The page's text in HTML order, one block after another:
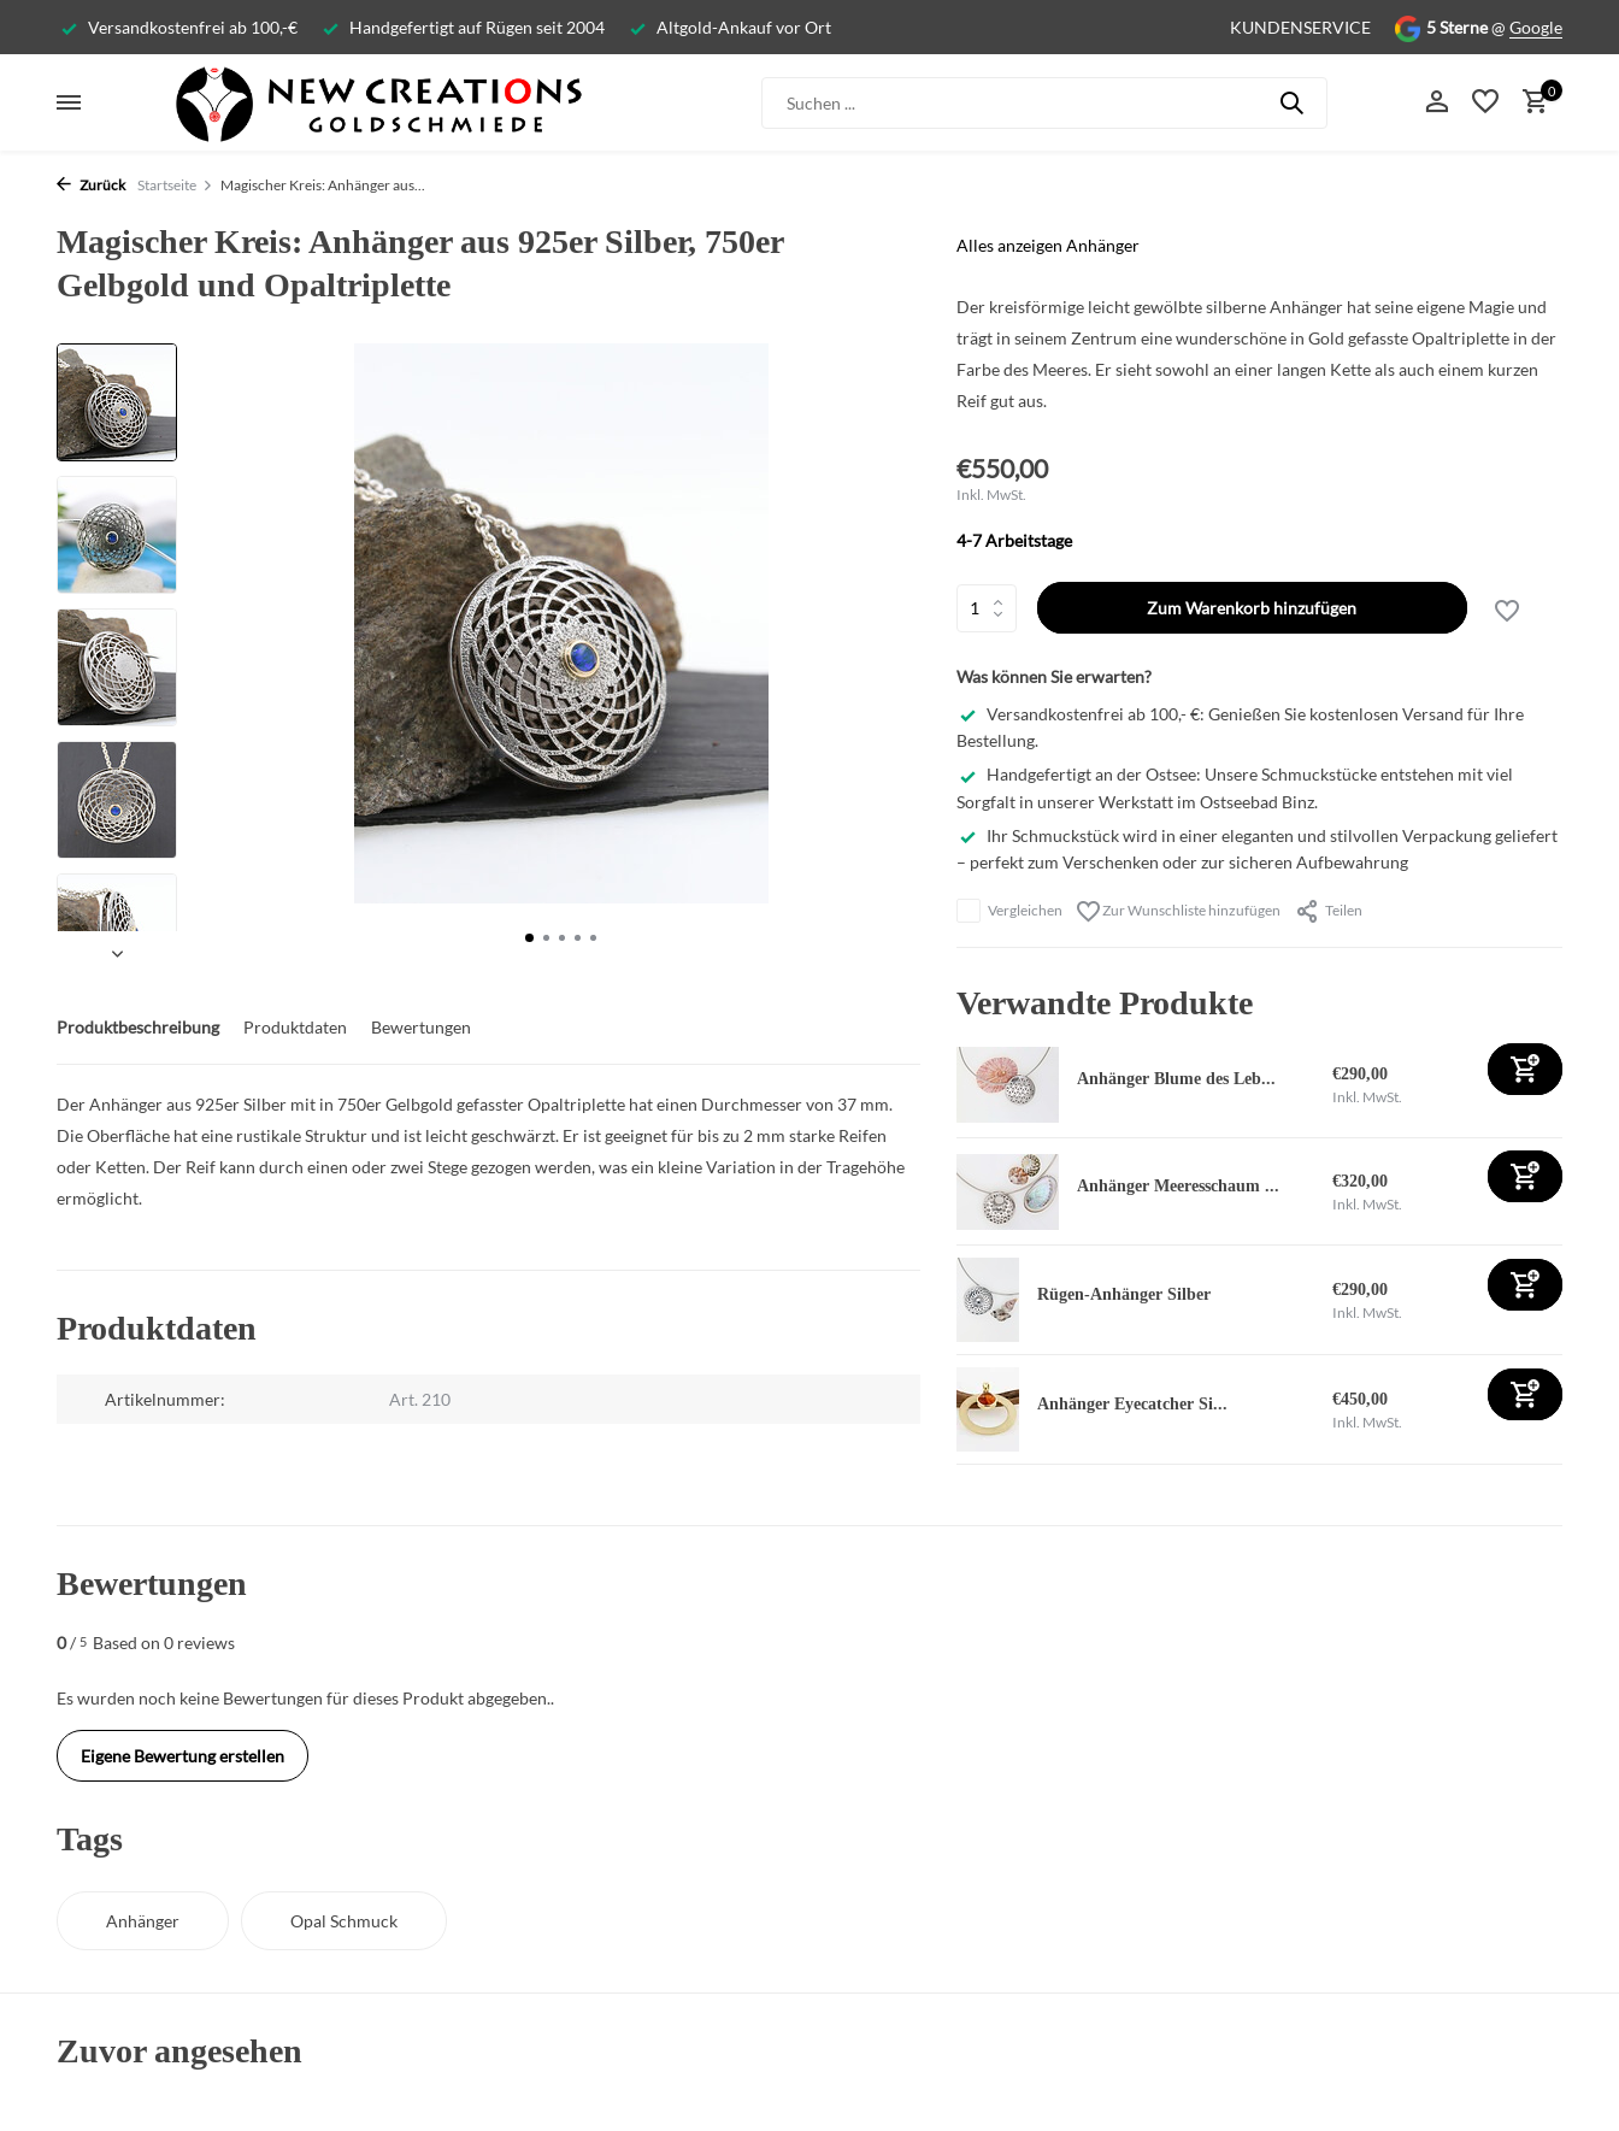
Versandkostenfrei ab 100,-€ Handgefertigt auf Rügen seit 2004 Altgold-Ankauf vor Ort KUNDENSERVICE 5 Sterne@ Google
Benutzerkonto anlegen
0
Zurück Startseite Magischer Kreis: Anhänger aus...
Magischer Kreis: Anhänger aus 925er Silber, 750er
Gelbgold und Opaltriplette
Produktbeschreibung Produktdaten Bewertungen
Der Anhänger aus 925er Silber mit in 750er Gelbgold gefasster Opaltriplette hat einen Durchmesser von 37 mm.
Die Oberfläche hat eine rustikale Struktur und ist leicht geschwärzt. Er ist geeignet für bis zu 2 mm starke Reifen
oder Ketten. Der Reif kann durch einen oder zwei Stege gezogen werden, was ein kleine Variation in der Tragehöhe
ermöglicht.
Produktdaten
Artikelnummer: Art. 210
Alles anzeigen Anhänger
Der kreisförmige leicht gewölbte silberne Anhänger hat seine eigene Magie und
trägt in seinem Zentrum eine wunderschöne in Gold gefasste Opaltriplette in der
Farbe des Meeres. Er sieht sowohl an einer langen Kette als auch einem kurzen
Reif gut aus.
€550,00
Inkl. MwSt.
4-7 Arbeitstage
Zum Warenkorb hinzufügen
Was können Sie erwarten?
Versandkostenfrei ab 100,- €: Genießen Sie kostenlosen Versand für Ihre
Bestellung.
Handgefertigt an der Ostsee: Unsere Schmuckstücke entstehen mit viel
Sorgfalt in unserer Werkstatt im Ostseebad Binz.
Ihr Schmuckstück wird in einer eleganten und stilvollen Verpackung geliefert
– perfekt zum Verschenken oder zur sicheren Aufbewahrung
Vergleichen Zur Wunschliste hinzufügen Teilen
Verwandte Produkte
Anhänger Blume des Leb...
€290,00
Inkl. MwSt.
Anhänger Meeresschaum ...
€320,00
Inkl. MwSt.
Rügen-Anhänger Silber
€290,00
Inkl. MwSt.
Anhänger Eyecatcher Si...
€450,00
Inkl. MwSt.
Bewertungen
0/ 5 Based on 0 reviews
Es wurden noch keine Bewertungen für dieses Produkt abgegeben..
Eigene Bewertung erstellen
Tags
Anhänger Opal Schmuck
Zuvor angesehen